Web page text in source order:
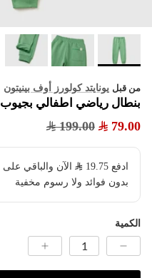
من قبل يونايتد كولورز أوف بينيتون
بنطال رياضي اطفالي بجيوب
79.00
199.00
ادفع 19.75
بدون فوائد ولا رسوم مخفية
الكمية